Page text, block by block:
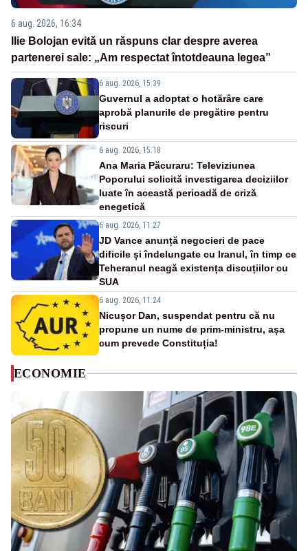
6 aug. 2026, 16:34
Ilie Bolojan evită un răspuns clar despre averea
partenerei sale: „Am respectat întotdeauna legea”
6 aug. 2026, 15:39
Guvernul a adoptat o hotărâre care
aprobă planurile de pregătire pentru
riscuri
6 aug. 2026, 15:18
Ana Maria Păcuraru: Televiziunea
Poporului solicită investigarea deciziilor
luate în această perioadă de criză
enegetică
6 aug. 2026, 11:27
JD Vance anunță negocieri de pace
dificile și îndelungate cu Iranul, în timp ce
Teheranul neagă existența discuțiilor cu
SUA
6 aug. 2026, 11:24
Nicușor Dan, suspendat pentru că nu
propune un nume de prim-ministru, așa
cum prevede Constituția!
ECONOMIE